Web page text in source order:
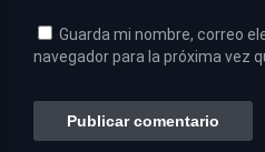
Guarda mi nombre, correo
navegador para la próxima vez